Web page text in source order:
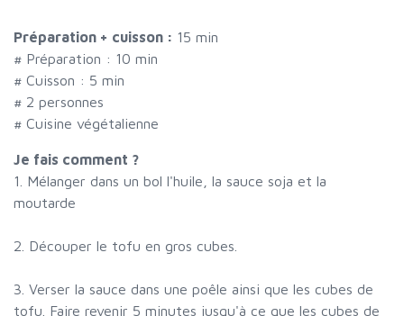
Préparation + cuisson : 15 min
# Préparation : 10 min
# Cuisson : 5 min
# 2 personnes
# Cuisine végétalienne
Je fais comment ?
1. Mélanger dans un bol l'huile, la sauce soja et la
moutarde
2. Découper le tofu en gros cubes.
3. Verser la sauce dans une poêle ainsi que les cubes de
tofu. Faire revenir 5 minutes jusqu'à ce que les cubes de